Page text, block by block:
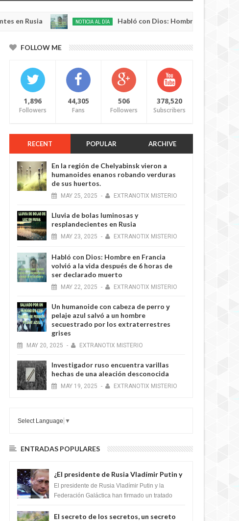
2025
0
NOTICIA AL DÍA Habló con Dios: Hombre en Francia volvió a la
FOLLOW ME
1,896
Followers
44,305
Fans
506
Followers
378,520
Subscribers
RECENT POPULAR ARCHIVE
En la región de Chelyabinsk vieron a
humanoides enanos robando verduras
de sus huertos.
MAY 25, 2025 - EXTRANOTIX MISTERIO
Lluvia de bolas luminosas y
resplandecientes en Rusia
MAY 23, 2025 - EXTRANOTIX MISTERIO
Habló con Dios: Hombre en Francia
volvió a la vida después de 6 horas de
ser declarado muerto
MAY 22, 2025 - EXTRANOTIX MISTERIO
Un humanoide con cabeza de perro у
pelaje azul salvó a un hombre
secuestrado por los extraterrestres
grises
MAY 20, 2025 - EXTRANOTIX MISTERIO
Investigador ruso encuentra varillas
hechas de una aleación desconocida
MAY 19, 2025 - EXTRANOTIX MISTERIO
Select Language ▼
ENTRADAS POPULARES
¿El presidente de Rusia Vladímir Putin y
la Federación Galactica han firmado un
tratado para acabar con los Sionistas?
El presidente de Rusia Vladímir Putin y la
Federación Galáctica han firmado un tratado
Si...
El secreto de los secretos, un secreto